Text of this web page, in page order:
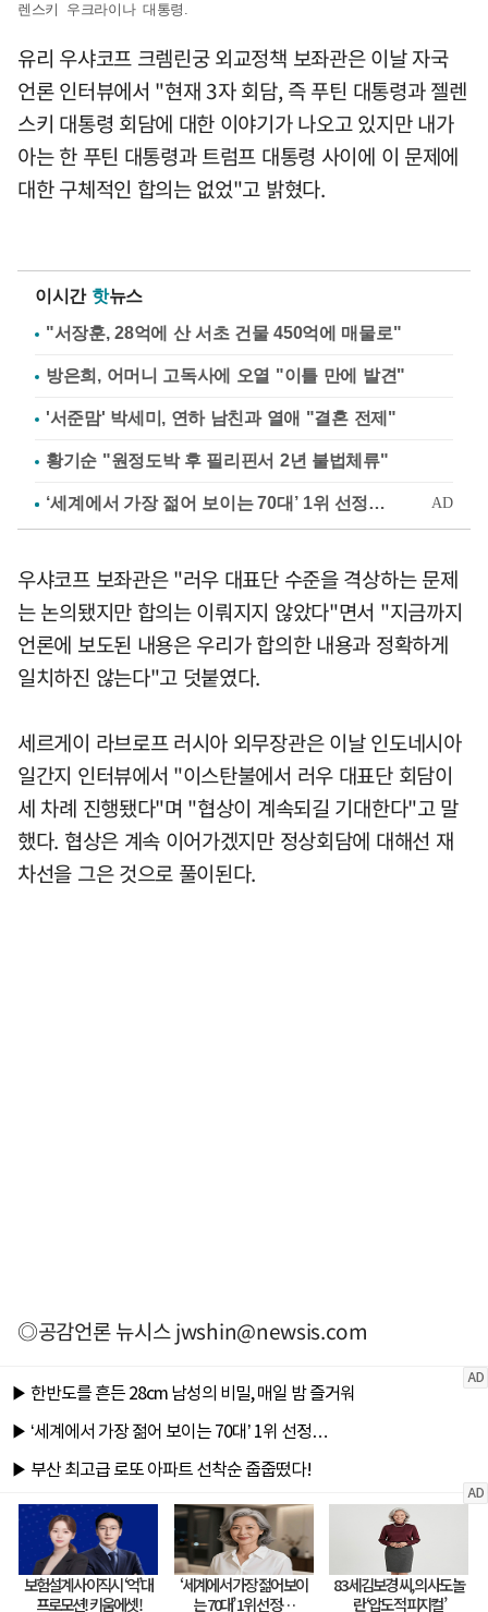
렌스키 우크라이나 대통령.
유리 우샤코프 크렘린궁 외교정책 보좌관은 이날 자국
언론 인터뷰에서 "현재 3자 회담, 즉 푸틴 대통령과 젤렌
스키 대통령 회담에 대한 이야기가 나오고 있지만 내가
아는 한 푸틴 대통령과 트럼프 대통령 사이에 이 문제에
대한 구체적인 합의는 없었"고 밝혔다.
이시간 핫뉴스
"서장훈, 28억에 산 서초 건물 450억에 매물로"
방은희, 어머니 고독사에 오열 "이틀 만에 발견"
'서준맘' 박세미, 연하 남친과 열애 "결혼 전제"
황기순 "원정도박 후 필리핀서 2년 불법체류"
우샤코프 보좌관은 "러우 대표단 수준을 격상하는 문제
는 논의됐지만 합의는 이뤄지지 않았다"면서 "지금까지
언론에 보도된 내용은 우리가 합의한 내용과 정확하게
일치하진 않는다"고 덧붙였다.
세르게이 라브로프 러시아 외무장관은 이날 인도네시아
일간지 인터뷰에서 "이스탄불에서 러우 대표단 회담이
세 차례 진행됐다"며 "협상이 계속되길 기대한다"고 말
했다. 협상은 계속 이어가겠지만 정상회담에 대해선 재
차선을 그은 것으로 풀이된다.
◎공감언론 뉴시스jwshin@newsis.com